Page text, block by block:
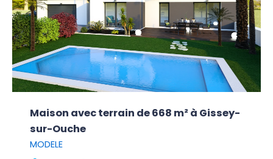
Maison avec terrain de 668 m² à Gissey-
sur-Ouche
MODELE